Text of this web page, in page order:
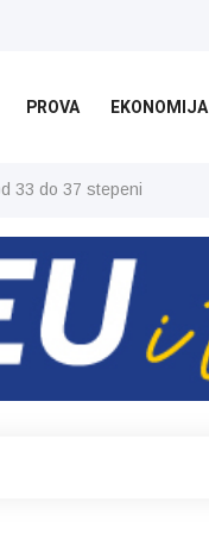
PROVA EKONOMIJA
33 do 37 stepeni